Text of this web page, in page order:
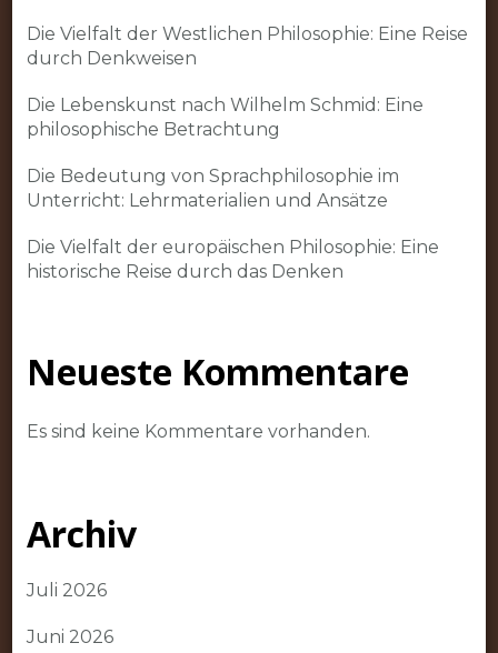
Die Vielfalt der Westlichen Philosophie: Eine Reise
durch Denkweisen
Die Lebenskunst nach Wilhelm Schmid: Eine
philosophische Betrachtung
Die Bedeutung von Sprachphilosophie im
Unterricht: Lehrmaterialien und Ansätze
Die Vielfalt der europäischen Philosophie: Eine
historische Reise durch das Denken
Neueste Kommentare
Es sind keine Kommentare vorhanden.
Archiv
Juli 2026
Juni 2026